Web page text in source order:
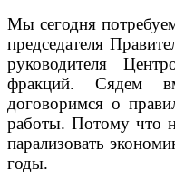
Мы сегодня
председателя
руководителя
фракций. Сядем
договоримся о
работы. Потому что
парализовать
годы.